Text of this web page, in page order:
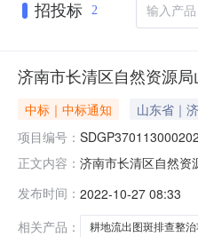
招投标 2
济南市长清区自然资源
中标｜中标通知 山东省｜
项目编号：
正文内容： 济南市长清区自然资
目二、分包名称：无
发布时间： 2022-10-27 08:33
相关产品：
耕地流出图斑排查整